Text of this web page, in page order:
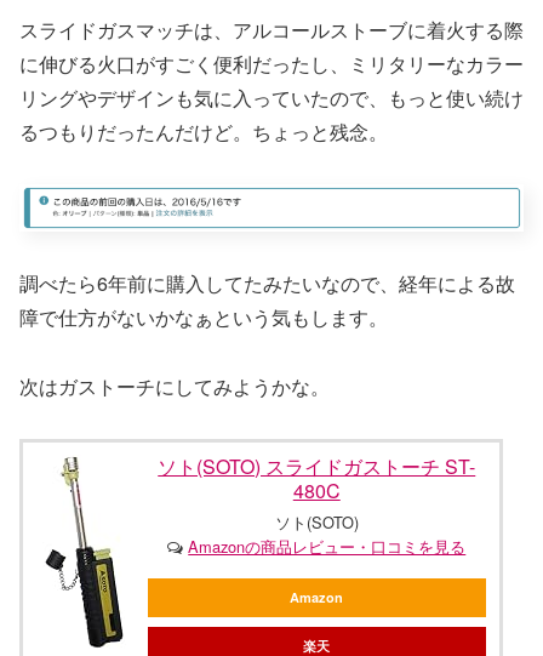
スライドガスマッチは、アルコールストーブに着火する際
に伸びる火口がすごく便利だったし、ミリタリーなカラー
リングやデザインも気に入っていたので、もっと使い続け
るつもりだったんだけど。ちょっと残念。
調べたら6年前に購入してたみたいなので、経年による故
障で仕方がないかなぁという気もします。
次はガストーチにしてみようかな。
ソト(SOTO) スライドガストーチ ST-
480C
ソト(SOTO)
Amazonの商品レビュー・口コミを見る
Amazon
楽天